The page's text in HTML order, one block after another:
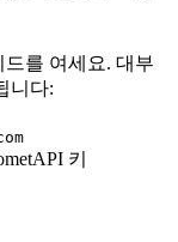
를 여세요. 대부
니다:
키